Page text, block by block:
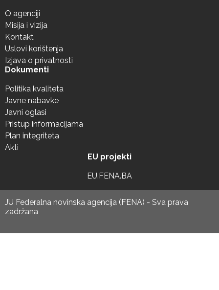
O agenciji
Misija i vizija
Kontakt
Uslovi korištenja
Izjava o privatnosti
Dokumenti
Politika kvaliteta
Javne nabavke
Javni oglasi
Pristup informacijama
Plan integriteta
Akti
EU projekti
EU.FENA.BA
JU Federalna novinska agencija (FENA) - Sva prava
zadržana